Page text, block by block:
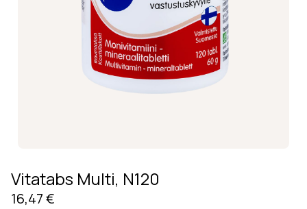
Vitatabs Multi, N120
16,47€